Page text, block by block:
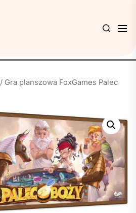
/ Gra planszowa FoxGames Palec